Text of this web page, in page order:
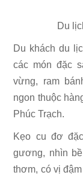
Du
Du khách du
các món đặc
vừng, ram
ngon thuộc
Phúc Trạch.
Kẹo cu đơ
gương, nhìn
thơm, có vị